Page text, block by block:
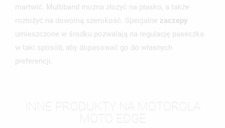
martwić. Multiband można złożyć na płasko, a także
rozłożyć na dowolną szerokość. Specjalne zaczepy
umieszczone w środku pozwalają na regulację paseczka
w taki sposób, aby dopasować go do własnych
preferencji.
INNE PRODUKTY NA MOTOROLA
MOTO EDGE